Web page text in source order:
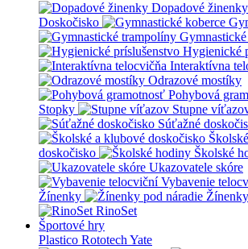
Dopadové žinenky
Doskočisko
Hygienické
Interaktívna
Odrazové mostíky
Pohybová
Stopky
Stupne
Súťažné
doskočisko
Školské
Ukazovatele skóre
Vybavenie
Žínenky
RinoSet
Športové hry
Plastico Rototech Yate